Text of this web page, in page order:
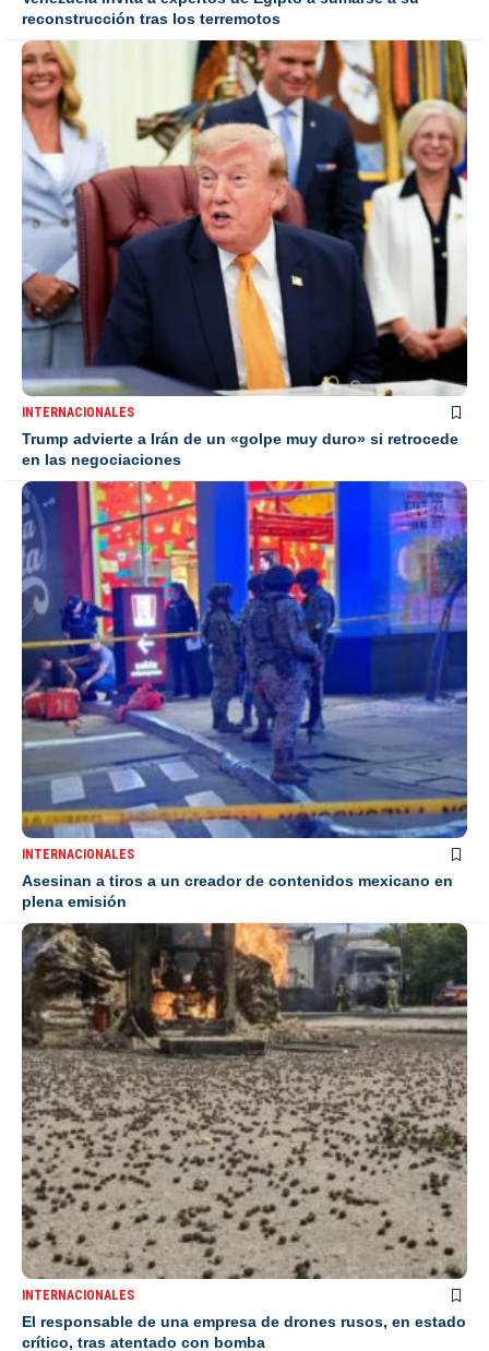
reconstrucción tras los terremotos
INTERNACIONALES
Trump advierte a Irán de un «golpe muy duro» si retrocede
en las negociaciones
INTERNACIONALES
Asesinan a tiros a un creador de contenidos mexicano en
plena emisión
INTERNACIONALES
El responsable de una empresa de drones rusos, en estado
crítico, tras atentado con bomba